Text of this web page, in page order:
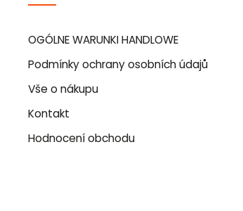
OGÓLNE WARUNKI HANDLOWE
Podmínky ochrany osobních údajů
Vše o nákupu
Kontakt
Hodnocení obchodu